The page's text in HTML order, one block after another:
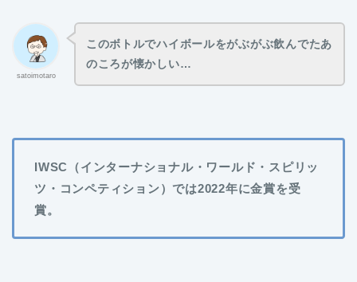
satoimotaro
このボトルでハイボールをがぶがぶ飲んでたあ
のころが懐かしい…
IWSC（インターナショナル・ワールド・スピリッ
ツ・コンペティション）では2022年に金賞を受
賞。